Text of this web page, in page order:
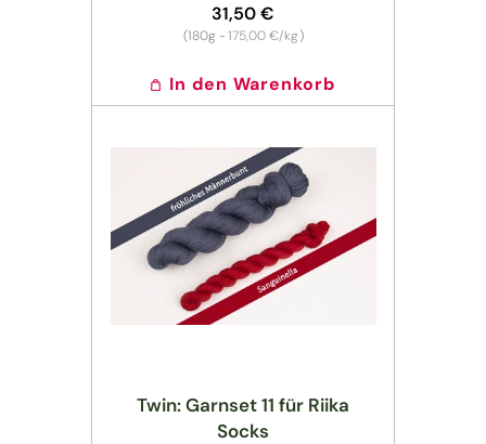
Normaler
Preis
31,50 €
(180g -Grundpreis
175,00 €/kg)
In den Warenkorb
Twin: Garnset 11 für Riika
Socks